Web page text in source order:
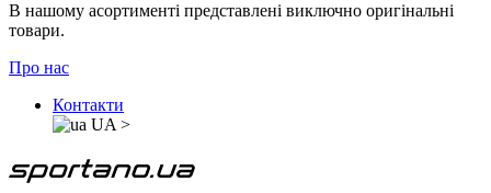
В нашому асортименті представлені виключно оригінальні
товари.
Про нас
Контакти
UA >